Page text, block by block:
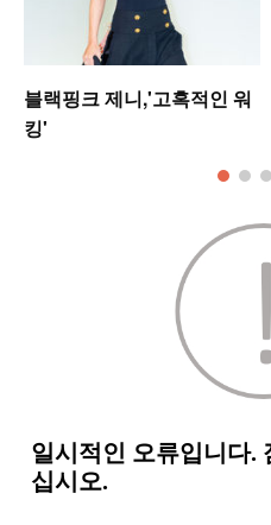
블랙핑크 제니,'고혹적인 워
킹'